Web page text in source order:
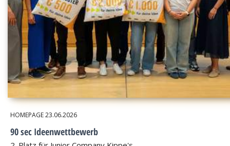
HOMEPAGE23.06.2026
90 sec Ideenwettbewerb